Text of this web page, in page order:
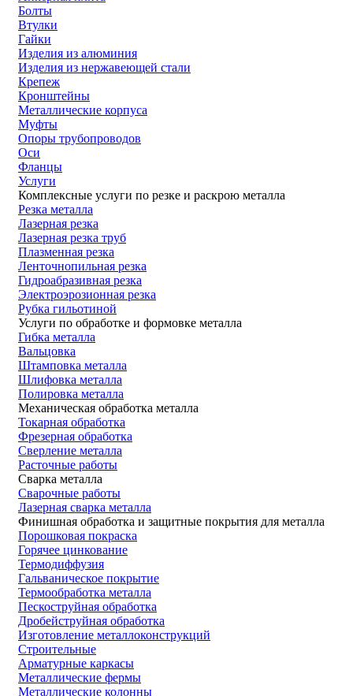
Болты
Втулки
Гайки
Изделия из алюминия
Изделия из нержавеющей стали
Крепеж
Кронштейны
Металлические корпуса
Муфты
Опоры трубопроводов
Оси
Фланцы
Услуги
Комплексные услуги по резке и раскрою металла
Резка металла
Лазерная резка
Лазерная резка труб
Плазменная резка
Ленточнопильная резка
Гидроабразивная резка
Электроэрозионная резка
Рубка гильотиной
Услуги по обработке и формовке металла
Гибка металла
Вальцовка
Штамповка металла
Шлифовка металла
Полировка металла
Механическая обработка металла
Токарная обработка
Фрезерная обработка
Сверление металла
Расточные работы
Сварка металла
Сварочные работы
Лазерная сварка металла
Финишная обработка и защитные покрытия для металла
Порошковая покраска
Горячее цинкование
Термодиффузия
Гальваническое покрытие
Термообработка металла
Пескоструйная обработка
Дробейструйная обработка
Изготовление металлоконструкций
Строительные
Арматурные каркасы
Металлические фермы
Металлические колонны